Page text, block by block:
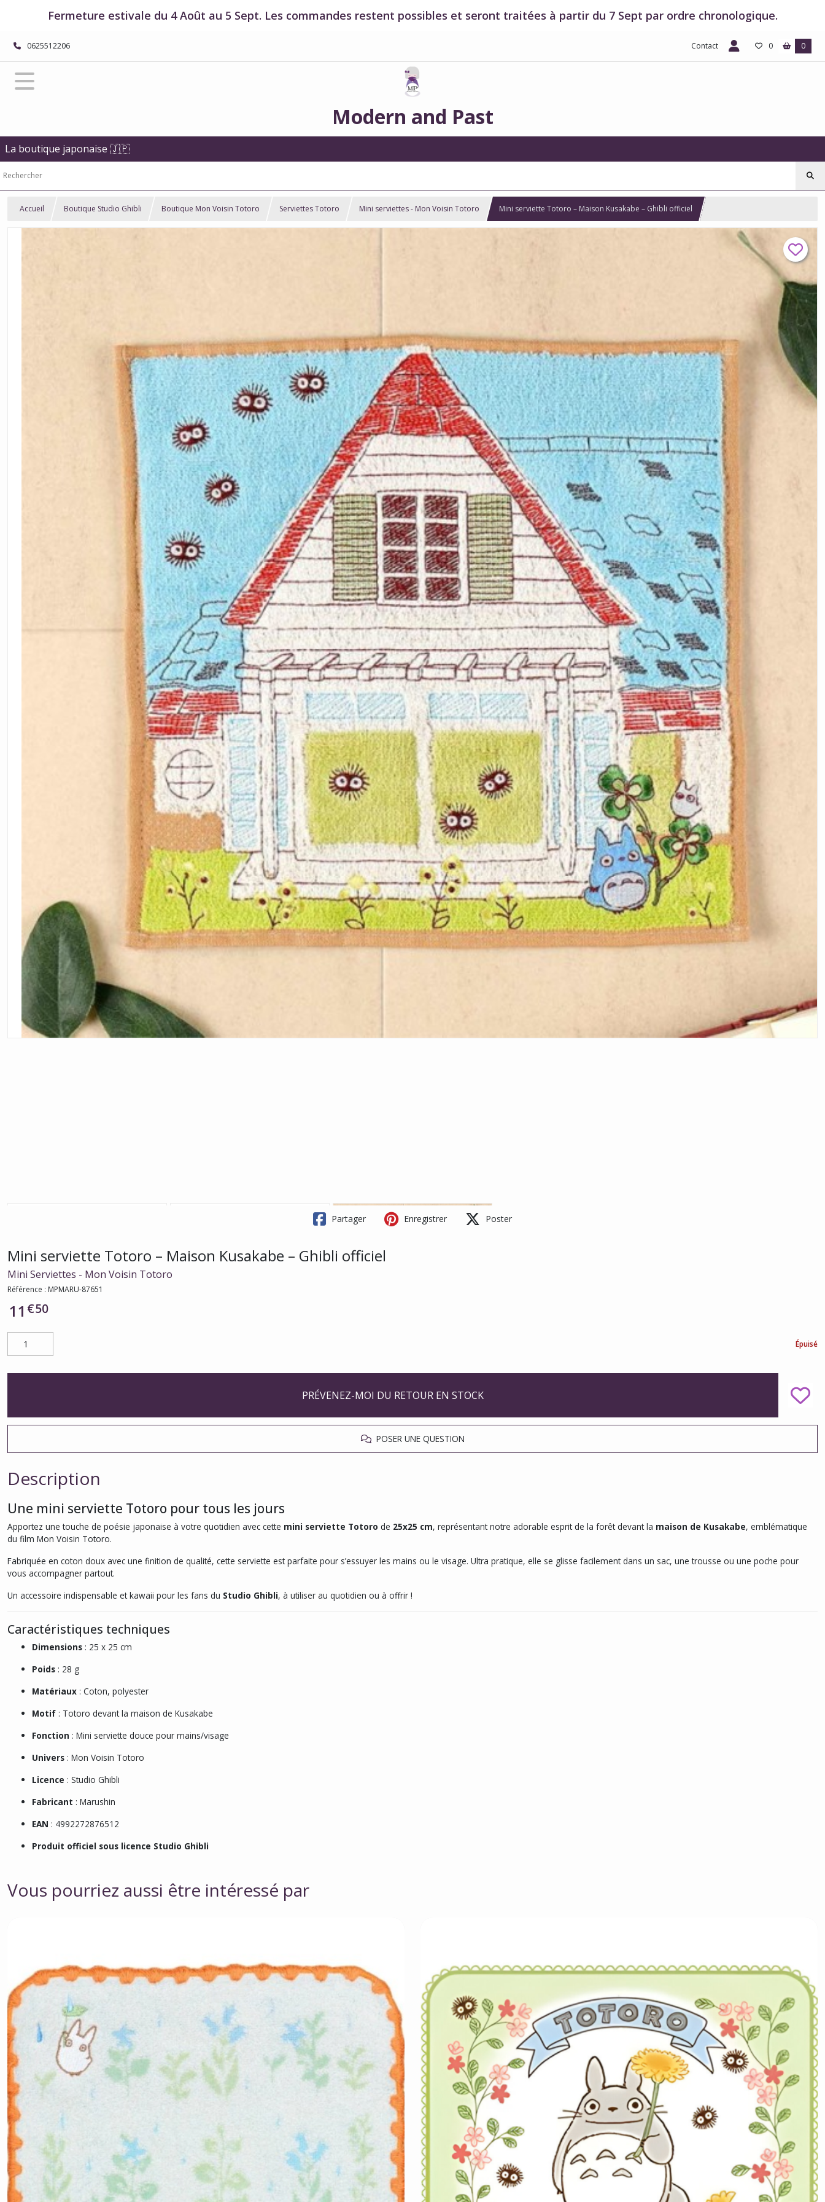
Fermeture estivale du 4 Août au 5 Sept. Les commandes restent possibles et seront traitées à partir du 7 Sept par ordre chronologique.
0625512206 Contact 0 0
Modern and Past
La boutique japonaise 🇯🇵
Accueil Boutique Studio Ghibli Boutique Mon Voisin Totoro Serviettes Totoro Mini serviettes - Mon Voisin Totoro Mini serviette Totoro – Maison Kusakabe – Ghibli officiel
Partager Enregistrer Poster
Mini serviette Totoro – Maison Kusakabe – Ghibli officiel
Mini Serviettes - Mon Voisin Totoro
Référence : MPMARU-87651
11 €50
Épuisé
PRÉVENEZ-MOI DU RETOUR EN STOCK
POSER UNE QUESTION
Description
Une mini serviette Totoro pour tous les jours
Apportez une touche de poésie japonaise à votre quotidien avec cette mini serviette Totoro de 25x25 cm, représentant notre adorable esprit de la forêt devant la maison de Kusakabe, emblématique
du film Mon Voisin Totoro.
Fabriquée en coton doux avec une finition de qualité, cette serviette est parfaite pour s’essuyer les mains ou le visage. Ultra pratique, elle se glisse facilement dans un sac, une trousse ou une poche pour
vous accompagner partout.
Un accessoire indispensable et kawaii pour les fans du Studio Ghibli, à utiliser au quotidien ou à offrir !
Caractéristiques techniques
Dimensions : 25 x 25 cm
Poids : 28 g
Matériaux : Coton, polyester
Motif : Totoro devant la maison de Kusakabe
Fonction : Mini serviette douce pour mains/visage
Univers : Mon Voisin Totoro
Licence : Studio Ghibli
Fabricant : Marushin
EAN : 4992272876512
Produit officiel sous licence Studio Ghibli
Vous pourriez aussi être intéressé par